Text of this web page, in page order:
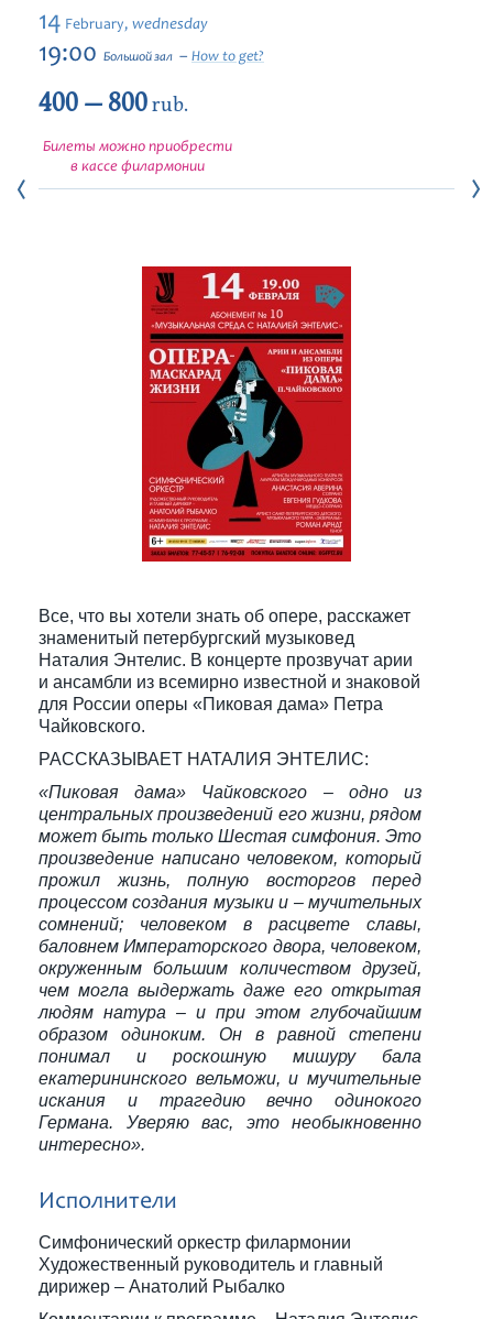
Festivals
14 February, wednesday
19:00 Большой зал How to get?
400 — 800rub.
Билеты можно приобрести
в кассе филармонии
Все, что вы хотели знать об опере, расскажет
знаменитый петербургский музыковед
Наталия Энтелис. В концерте прозвучат арии
и ансамбли из всемирно известной и знаковой
для России оперы «Пиковая дама» Петра
Чайковского.
РАССКАЗЫВАЕТ НАТАЛИЯ ЭНТЕЛИС:
«Пиковая дама» Чайковского – одно из
центральных произведений его жизни, рядом
может быть только Шестая симфония. Это
произведение написано человеком, который
прожил жизнь, полную восторгов перед
процессом создания музыки и – мучительных
сомнений; человеком в расцвете славы,
баловнем Императорского двора, человеком,
окруженным большим количеством друзей,
чем могла выдержать даже его открытая
людям натура – и при этом глубочайшим
образом одиноким. Он в равной степени
понимал и роскошную мишуру бала
екатерининского вельможи, и мучительные
искания и трагедию вечно одинокого
Германа. Уверяю вас, это необыкновенно
интересно».
Исполнители
Симфонический оркестр филармонии
Художественный руководитель и главный
дирижер – Анатолий Рыбалко